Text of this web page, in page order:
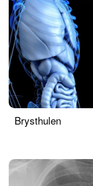
Brysthulen